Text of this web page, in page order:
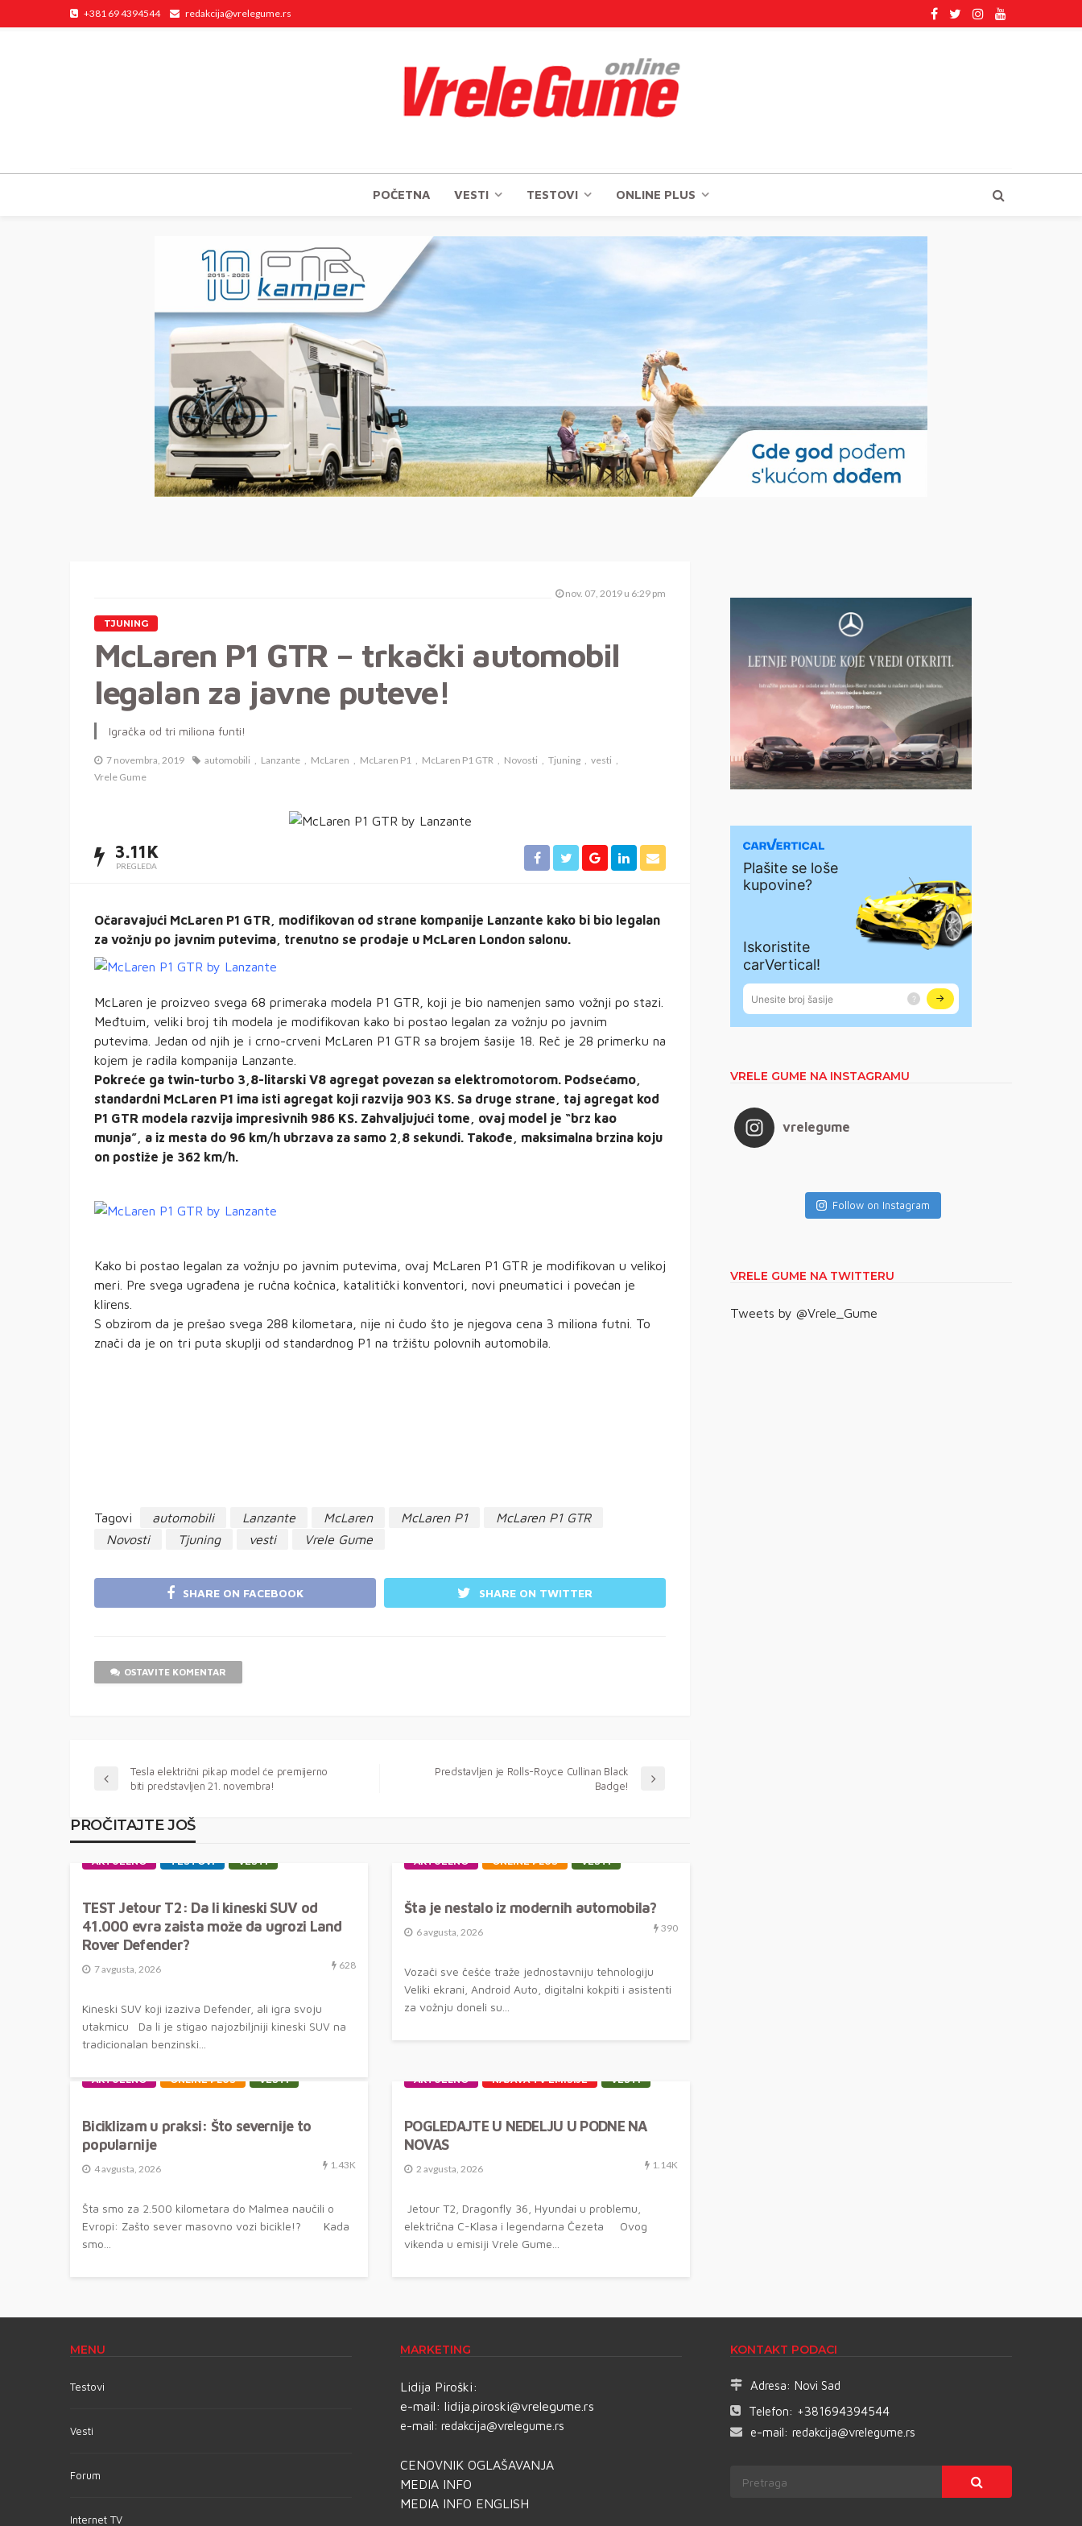
+381 69 4394544 redakcija@vrelegume.rs
POČETNA VESTI TESTOVI ONLINE PLUS
nov. 07, 2019 u 6:29 pm
TJUNING
McLaren P1 GTR – trkački automobil
legalan za javne puteve!
Igračka od tri miliona funti!
7 novembra, 2019 automobili Lanzante McLaren McLaren P1 McLaren P1 GTR Novosti Tjuning
vesti
Vrele Gume
3.11K
PREGLEDA
Očaravajući McLaren P1 GTR, modifikovan od strane kompanije Lanzante kako bi bio legalan
za vožnju po javnim putevima, trenutno se prodaje u McLaren London salonu.
McLaren je proizveo svega 68 primeraka modela P1 GTR, koji je bio namenjen samo vožnji po stazi.
Međtuim, veliki broj tih modela je modifikovan kako bi postao legalan za vožnju po javnim
putevima. Jedan od njih je i crno-crveni McLaren P1 GTR sa brojem šasije 18. Reč je 28 primerku na
kojem je radila kompanija Lanzante.
Pokreće ga twin-turbo 3,8-litarski V8 agregat povezan sa elektromotorom. Podsećamo,
standardni McLaren P1 ima isti agregat koji razvija 903 KS. Sa druge strane, taj agregat kod
P1 GTR modela razvija impresivnih 986 KS. Zahvaljujući tome, ovaj model je “brz kao
munja”, a iz mesta do 96 km/h ubrzava za samo 2,8 sekundi. Takođe, maksimalna brzina koju
on postiže je 362 km/h.
Kako bi postao legalan za vožnju po javnim putevima, ovaj McLaren P1 GTR je modifikovan u velikoj
meri. Pre svega ugrađena je ručna kočnica, katalitički konventori, novi pneumatici i povećan je
klirens.
S obzirom da je prešao svega 288 kilometara, nije ni čudo što je njegova cena 3 miliona futni. To
znači da je on tri puta skuplji od standardnog P1 na tržištu polovnih automobila.
Tagovi automobili Lanzante McLaren McLaren P1
McLaren P1 GTR
Novosti
Tjuning vesti Vrele Gume
SHARE ON FACEBOOK SHARE ON TWITTER
OSTAVITE KOMENTAR
Tesla električni pikap model će premijerno
biti predstavljen 21. novembra!
Predstavljen je Rolls-Royce Cullinan Black
Badge!
PROČITAJTE JOŠ
AKTUELNO TESTOVI VESTI
TEST Jetour T2: Da li kineski SUV od
41.000 evra zaista može da ugrozi Land
Rover Defender?
7 avgusta, 2026 628
Kineski SUV koji izaziva Defender, ali igra svoju
utakmicu Da li je stigao najozbiljniji kineski SUV na
tradicionalan benzinski...
AKTUELNO ONLINE PLUS VESTI
Šta je nestalo iz modernih automobila?
6 avgusta, 2026 390
Vozači sve češće traže jednostavniju tehnologiju
Veliki ekrani, Android Auto, digitalni kokpiti i asistenti
za vožnju doneli su...
AKTUELNO ONLINE PLUS VESTI
Biciklizam u praksi: Što severnije to
popularnije
4 avgusta, 2026 1.43K
Šta smo za 2.500 kilometara do Malmea naučili o
Evropi: Zašto sever masovno vozi bicikle!? Kada
smo...
AKTUELNO NAJAVA TV EMISIJE VESTI
POGLEDAJTE U NEDELJU U PODNE NA
NOVAS
2 avgusta, 2026 1.14K
Jetour T2, Dragonfly 36, Hyundai u problemu,
električna C-Klasa i legendarna Čezeta Ovog
vikenda u emisiji Vrele Gume...
VRELE GUME NA INSTAGRAMU
vrelegume
Follow on Instagram
VRELE GUME NA TWITTERU
Tweets by @Vrele_Gume
MENU
Testovi
Vesti
Forum
Internet TV
MARKETING
Lidija Piroški:
e-mail: lidija.piroski@vrelegume.rs
e-mail: redakcija@vrelegume.rs
CENOVNIK OGLAŠAVANJA
MEDIA INFO
MEDIA INFO ENGLISH
KONTAKT PODACI
Adresa: Novi Sad
Telefon: +381694394544
e-mail: redakcija@vrelegume.rs